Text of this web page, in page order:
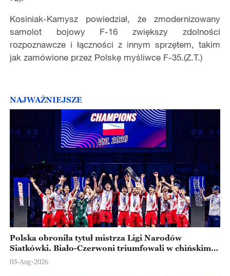
Kosiniak-Kamysz powiedział, że zmodernizowany
samolot bojowy F-16 zwiększy zdolności
rozpoznawcze i łączności z innym sprzętem, takim
jak zamówione przez Polskę myśliwce F-35.(Z.T.)
NAJWAŻNIEJSZE
Polska obroniła tytuł mistrza Ligi Narodów
Siatkówki. Biało-Czerwoni triumfowali w chińskim
Ningbo
03-Aug-2026